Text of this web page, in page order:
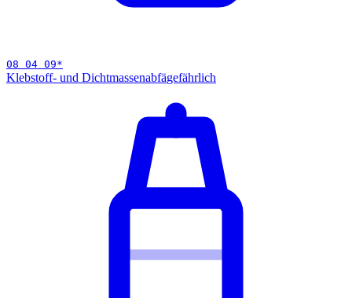
08 04 09*
Klebstoff- und Dichtmassenabfägefährlich